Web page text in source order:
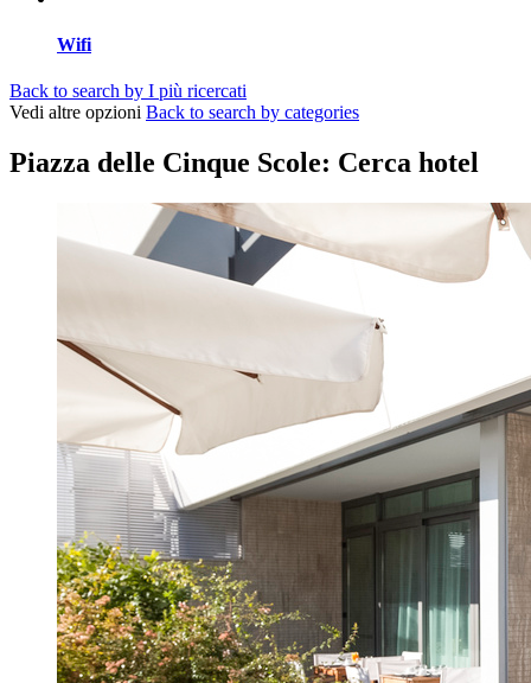
Wifi
Back to search by I più ricercati
Vedi altre opzioni Back to search by categories
Piazza delle Cinque Scole: Cerca hotel